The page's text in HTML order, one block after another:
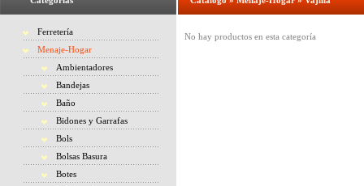
Ferretería
Menaje-Hogar
Ambientadores
Bandejas
Baño
Bidones y Garrafas
Bols
Bolsas Basura
Botes
No hay productos en esta categoría